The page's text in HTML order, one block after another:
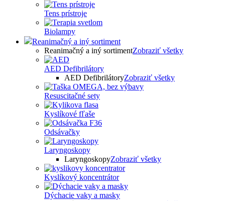
Tens prístroje
Biolampy
Reanimačný a iný sortiment
Reanimačný a iný sortimentZobraziť všetky
AED Defibrilátory
AED DefibrilátoryZobraziť všetky
Resuscitačné sety
Kyslíkové fľaše
Odsávačky
Laryngoskopy
LaryngoskopyZobraziť všetky
Kyslíkový koncentrátor
Dýchacie vaky a masky